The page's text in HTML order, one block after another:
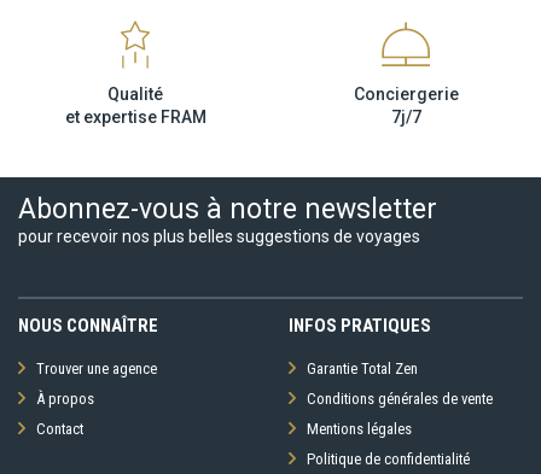
Qualité
et expertise FRAM
Conciergerie
7j/7
Abonnez-vous à notre newsletter
pour recevoir nos plus belles suggestions de voyages
NOUS CONNAÎTRE
Trouver une agence
À propos
Contact
INFOS PRATIQUES
Garantie Total Zen
Conditions générales de vente
Mentions légales
Politique de confidentialité